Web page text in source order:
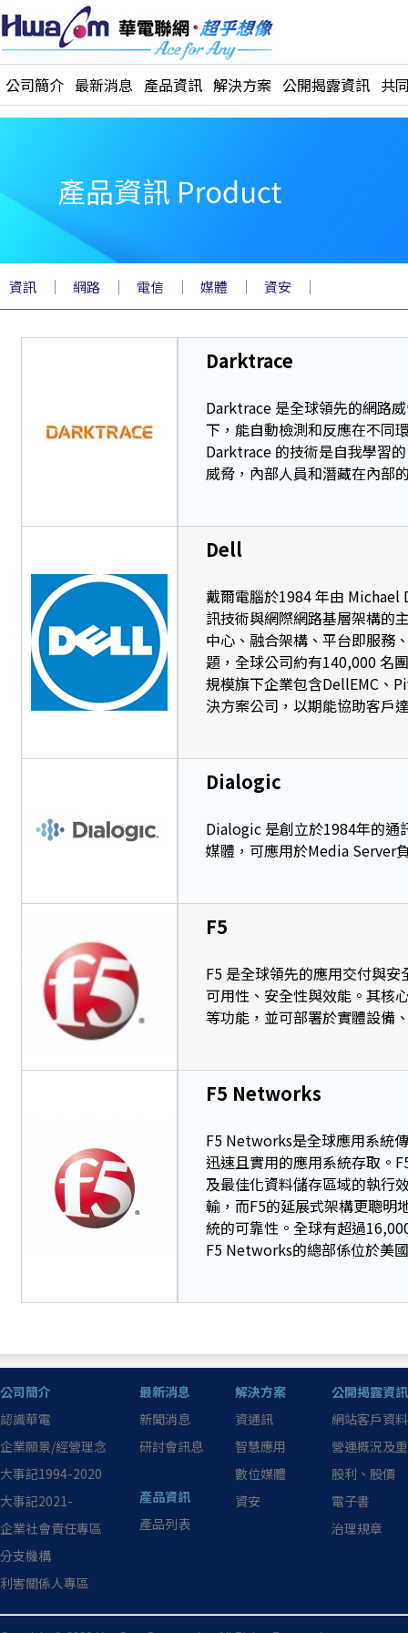
公司簡介 最新消息 產品資訊 解決方案 公開揭露資訊 共
資訊 ｜ 網路 ｜ 電信 ｜ 媒體 ｜ 資安 ｜
Darktrace
Darktrace 是全球領先的網路
下，能自動檢測和反應在不同
Darktrace 的技術是自我學習
威脅，內部人員和潛藏在內部
Dell
戴爾電腦於1984 年由
訊技術與網際網路基層架構的
中心、融合架構、平台即服務
題，全球公司約有140,000 名
規模旗下企業包含DellEMC、
決方案公司，以期能協助客戶
Dialogic
Dialogic 是創立於1984年的通
媒體，可應用於Media Server
F5
F5 是全球領先的應用交付與
可用性、安全性與效能。其核
等功能，並可部署於實體設備
F5 Networks
F5 Networks是全球應用系統
迅速且實用的應用系統存取。
及最佳化資料儲存區域的執行
輸，而F5的延展式架構更聰明
統的可靠性。全球有超過
F5 Networks的總部係位於美
公司簡介
認識華電
企業願景/經營理念
大事記1994-2020
大事記2021-
企業社會責任專區
分支機構
利害關係人專區
最新消息
新聞消息
研討會訊息
產品資訊
產品列表
解決方案
資通訊
智慧應用
數位媒體
資安
公開揭露資訊
網站客戶資
營運概況及
股利、股價
電子書
治理規章